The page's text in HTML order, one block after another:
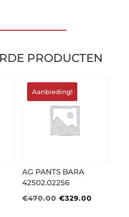
PRODUCTEN
Aanbieding!
AG PANTS BARA
42502.02256
€470.00 Oorspronkelijke
€329.00